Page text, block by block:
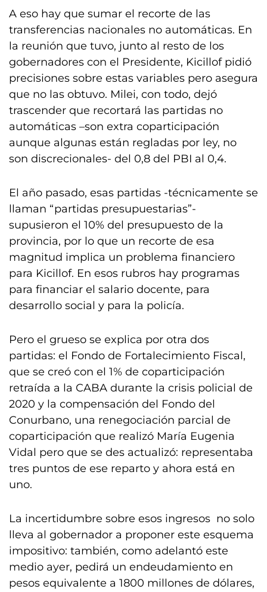
A eso hay que sumar el recorte de las
transferencias nacionales no automáticas. En
la reunión que tuvo, junto al resto de los
gobernadores con el Presidente, Kicillof pidió
precisiones sobre estas variables pero asegura
que no las obtuvo. Milei, con todo, dejó
trascender que recortará las partidas no
automáticas –son extra coparticipación
aunque algunas están regladas por ley, no
son discrecionales- del 0,8 del PBI al 0,4.
El año pasado, esas partidas -técnicamente se
llaman “partidas presupuestarias”-
supusieron el 10% del presupuesto de la
provincia, por lo que un recorte de esa
magnitud implica un problema financiero
para Kicillof. En esos rubros hay programas
para financiar el salario docente, para
desarrollo social y para la policía.
Pero el grueso se explica por otra dos
partidas: el Fondo de Fortalecimiento Fiscal,
que se creó con el 1% de coparticipación
retraída a la CABA durante la crisis policial de
2020 y la compensación del Fondo del
Conurbano, una renegociación parcial de
coparticipación que realizó María Eugenia
Vidal pero que se des actualizó: representaba
tres puntos de ese reparto y ahora está en
uno.
La incertidumbre sobre esos ingresos no solo
lleva al gobernador a proponer este esquema
impositivo: también, como adelantó este
medio ayer, pedirá un endeudamiento en
pesos equivalente a 1800 millones de dólares,